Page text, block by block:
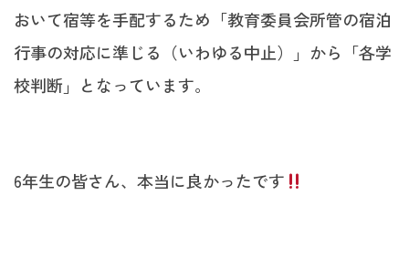
おいて宿等を手配するため「教育委員会所管の宿泊
行事の対応に準じる（いわゆる中止）」から「各学
校判断」となっています。
6年生の皆さん、本当に良かったです